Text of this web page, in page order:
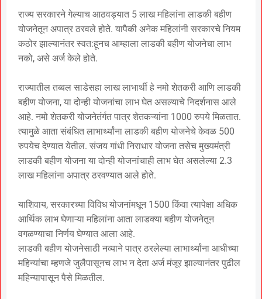
राज्य सरकारने गेल्याच आठवड्यात 5 लाख महिलांना लाडकी बहीण
योजनेतून अपात्र ठरवले होते. यापैकी अनेक महिलांनी सरकारचे नियम
कठोर झाल्यानंतर स्वत:हूनच आम्हाला लाडकी बहीण योजनेचा लाभ
नको, असे अर्ज केले होते.
राज्यातील तब्बल साडेसहा लाख लाभार्थी हे नमो शेतकरी आणि लाडकी
बहीण योजना, या दोन्ही योजनांचा लाभ घेत असल्याचे निदर्शनास आले
आहे. नमो शेतकरी योजनेतंर्गत पात्र शेतकऱ्यांना 1000 रुपये मिळतात.
त्यामुळे आता संबंधित लाभार्थ्यांना लाडकी बहीण योजनेचे केवळ 500
रुपयेच देण्यात येतील. संजय गांधी निराधार योजना तसेच मुख्यमंत्री
लाडकी बहीण योजना या दोन्ही योजनांचाही लाभ घेत असलेल्या 2.3
लाख महिलांना अपात्र ठरवण्यात आले होते.
याशिवाय, सरकारच्या विविध योजनांमधून 1500 किंवा त्यापेक्षा अधिक
आर्थिक लाभ घेणाऱ्या महिलांना आता लाडक्या बहीण योजनेतून
वगळण्याचा निर्णय घेण्यात आला आहे.
लाडकी बहीण योजनेसाठी नव्याने पात्र ठरलेल्या लाभार्थ्यांना आधीच्या
महिन्यांचा म्हणजे जुलैपासूनच लाभ न देता अर्ज मंजूर झाल्यानंतर पुढील
महिन्यापासून पैसे मिळतील.